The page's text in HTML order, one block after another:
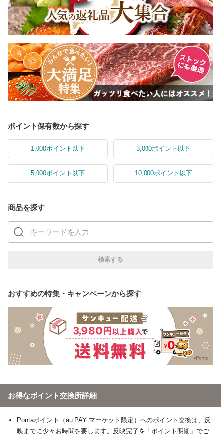
ポイント保有数から探す
1,000ポイント以下 3,000ポイント以下
5,000ポイント以下 10,000ポイント以下
商品を探す
おすすめの特集・キャンペーンから探す
お得なポイント交換所詳細
Pontaポイント（au PAY マーケット限定）へのポイント交換は、反
映までに少々お時間を要します。反映完了を「ポイント明細」でご